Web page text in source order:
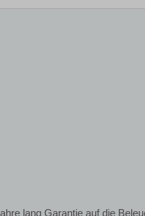
lang Garantie auf die